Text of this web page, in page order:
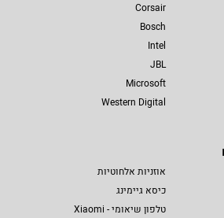
Corsair
Bosch
Intel
JBL
Microsoft
Western Digital
אוזניות אלחוטיות
כיסא גיימינג
טלפון שיאומי - Xiaomi